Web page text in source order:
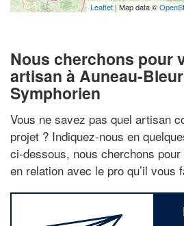
Leaflet | Map data ©
Nous cherchons pour
artisan à Auneau-
Symphorien
Vous ne savez pas quel artisan
projet ? Indiquez-nous en
ci-dessous, nous cherchons
en relation avec le pro qu’il vous